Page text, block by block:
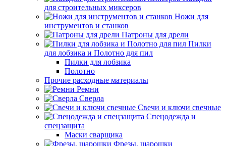
для строительных миксеров
Ножи для
инструментов и станков
Патроны для дрели
Пилки
для лобзика и Полотно для пил
Пилки для лобзика
Полотно
Прочие расходные материалы
Ремни
Сверла
Свечи и ключи свечные
Спецодежда и
спецзащита
Маски сварщика
Фрезы, шарошки